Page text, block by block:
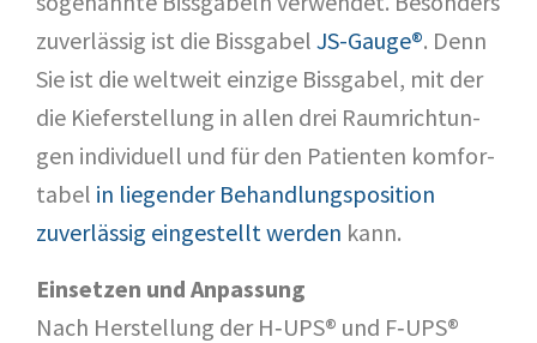
zuver­läs­sig ist die Biss­ga­bel JS-Gau­ge®. Denn
Sie ist die welt­weit ein­zi­ge Biss­ga­bel, mit der
die Kie­fer­stel­lung in allen drei Raum­rich­tun­
gen indi­vi­du­ell und für den Pati­en­ten kom­for­
ta­bel in lie­gen­der Behand­lungs­po­si­ti­on
zuver­läs­sig ein­ge­stellt wer­den kann.
Ein­set­zen und Anpas­sung
Nach Her­stel­lung der H‑UPS® und F‑UPS®